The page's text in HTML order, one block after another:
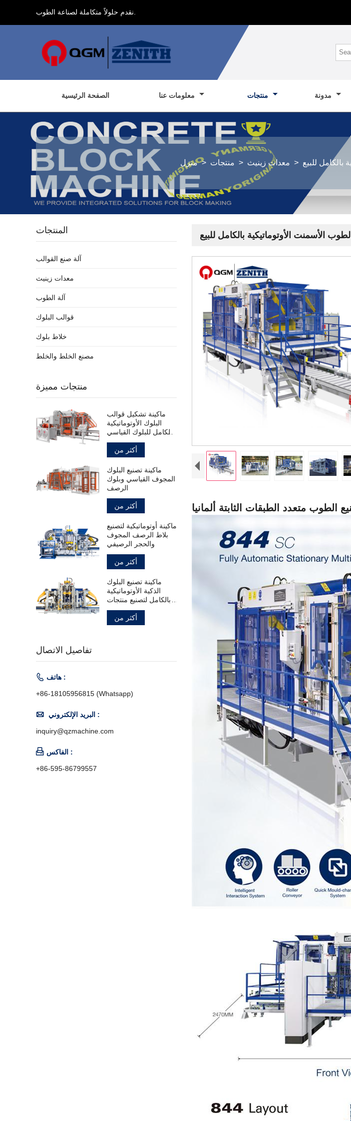
الصفحة الرئيسية
منزل > منتجات > معدات زينيث >
المنتجات
آلة صنع القوالب
معدات زينيث
آلة الطوب
قوالب البلوك
خلاط بلوك
مصنع الخلط والخلط
منتجات مميزة
ماكينة تشكيل قوالب
البلوك الأوتوماتيكية
بالكامل للبلوك القياسي
المجوف
أكثر من
ماكينة تصنيع البلوك
المجوف القياسي وبلوك
الرصف
أكثر من
ماكينة أوتوماتيكية لتصنيع
بلاط الرصف المجوف
والحجر الرصيفي
أكثر من
ماكينة تصنيع البلوك
الذكية الأوتوماتيكية
بالكامل لتصنيع منتجات
الخرسانة
أكثر من
تفاصيل الاتصال
 هاتف :
+86-18105956815 (Whatsapp)
 البريد الإلكتروني :
inquiry@qzmachine.com
 الفاكس :
+86-595-86799557